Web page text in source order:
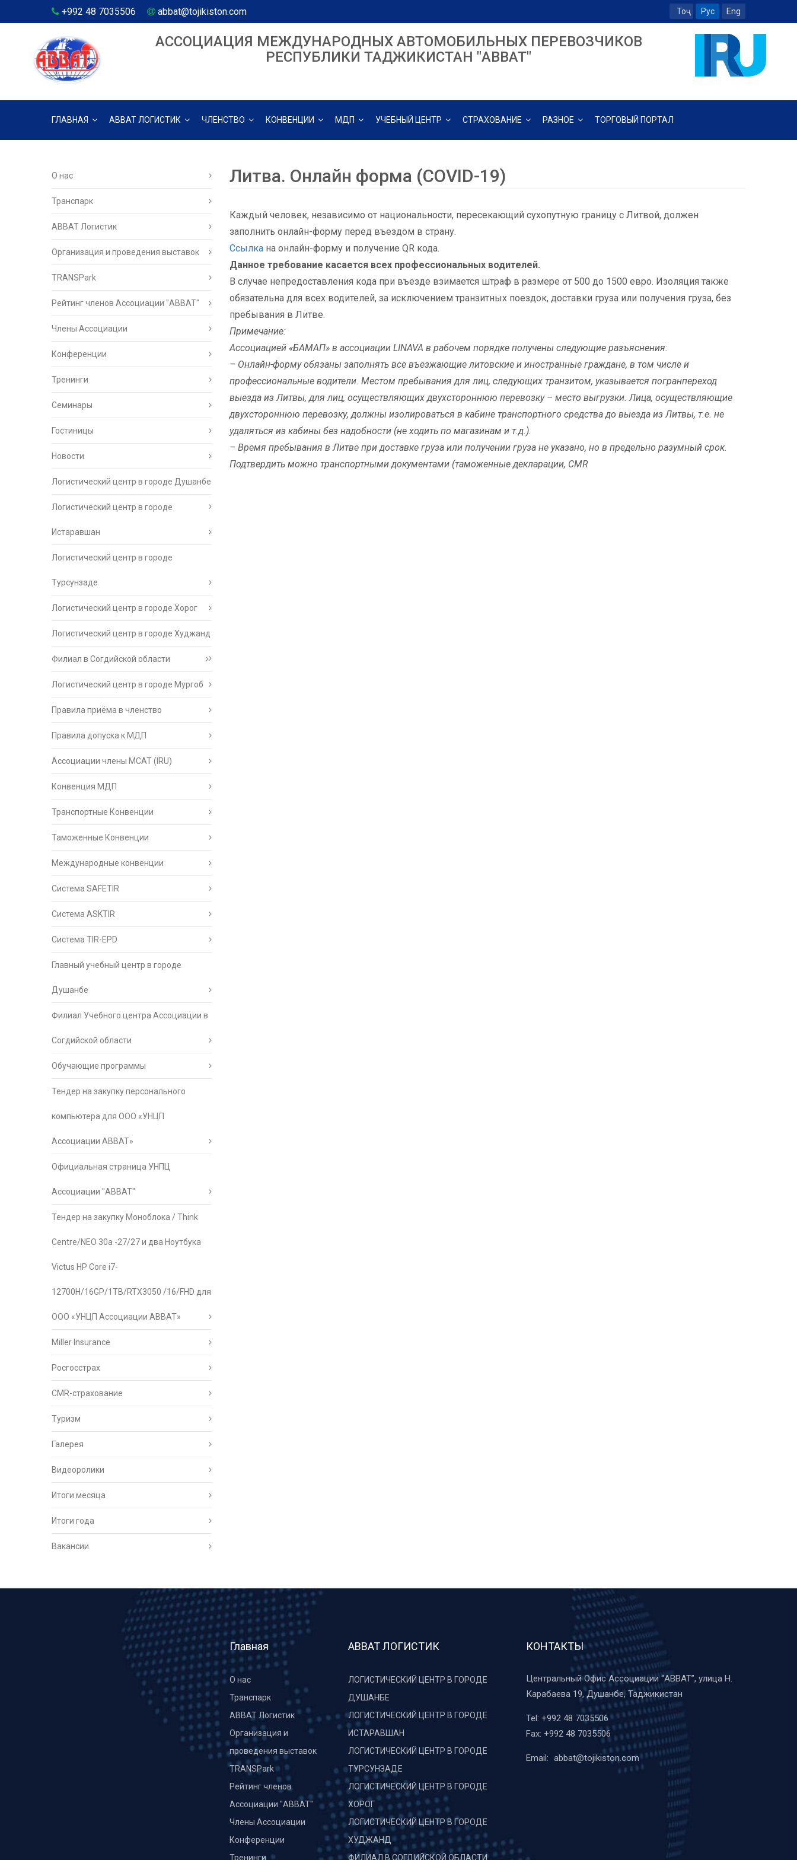
+992 48 7035506 abbat@tojikiston.com Тоҷ Рус Eng
АССОЦИАЦИЯ МЕЖДУНАРОДНЫХ АВТОМОБИЛЬНЫХ ПЕРЕВОЗЧИКОВ
РЕСПУБЛИКИ ТАДЖИКИСТАН "ABBAT"
ГЛАВНАЯ АВВАТ ЛОГИСТИК ЧЛЕНСТВО КОНВЕНЦИИ МДП УЧЕБНЫЙ ЦЕНТР СТРАХОВАНИЕ РАЗНОЕ ТОРГОВЫЙ ПОРТАЛ
О нас
Транспарк
ABBAT Логистик
Организация и проведения выставок
TRANSPark
Рейтинг членов Ассоциации "АВВАТ"
Члены Ассоциации
Конференции
Тренинги
Семинары
Гостиницы
Новости
Логистический центр в городе Душанбе
Логистический центр в городе
Истаравшан
Логистический центр в городе
Турсунзаде
Логистический центр в городе Хорог
Логистический центр в городе Худжанд
Филиал в Согдийской области
Логистический центр в городе Мургоб
Правила приёма в членство
Правила допуска к МДП
Ассоциации члены МСАТ (IRU)
Конвенция МДП
Транспортные Конвенции
Таможенные Конвенции
Международные конвенции
Система SAFETIR
Система ASKTIR
Система TIR-EPD
Главный учебный центр в городе
Душанбе
Филиал Учебного центра Ассоциации в
Согдийской области
Обучающие программы
Тендер на закупку персонального
компьютера для ООО «УНЦП
Ассоциации АВВАТ»
Официальная страница УНПЦ
Ассоциации "АВВАТ"
Тендер на закупку Моноблока / Think
Centre/NEO 30a -27/27 и два Ноутбука
Victus HP Core i7-
12700H/16GP/1TB/RTX3050 /16/FHD для
ООО «УНЦП Ассоциации АВВАТ»
Miller Insurance
Росгосстрах
CMR-страхование
Туризм
Галерея
Видеоролики
Итоги месяца
Итоги года
Вакансии
Литва. Онлайн форма (COVID-19)
Каждый человек, независимо от национальности, пересекающий сухопутную границу с Литвой, должен
заполнить онлайн-форму перед въездом в страну.
Ссылка на онлайн-форму и получение QR кода.
Данное требование касается всех профессиональных водителей.
В случае непредоставления кода при въезде взимается штраф в размере от 500 до 1500 евро. Изоляция также
обязательна для всех водителей, за исключением транзитных поездок, доставки груза или получения груза, без
пребывания в Литве.
Примечание:
Ассоциацией «БАМАП» в ассоциации LINAVA в рабочем порядке получены следующие разъяснения:
– Онлайн-форму обязаны заполнять все въезжающие литовские и иностранные граждане, в том числе и
профессиональные водители. Местом пребывания для лиц, следующих транзитом, указывается погранпереход
выезда из Литвы, для лиц, осуществляющих двухстороннюю перевозку – место выгрузки. Лица, осуществляющие
двухстороннюю перевозку, должны изолироваться в кабине транспортного средства до выезда из Литвы, т.е. не
удаляться из кабины без надобности (не ходить по магазинам и т.д.).
– Время пребывания в Литве при доставке груза или получении груза не указано, но в предельно разумный срок.
Подтвердить можно транспортными документами (таможенные декларации, CMR
Главная
О нас
Транспарк
ABBAT Логистик
Организация и
проведения выставок
TRANSPark
Рейтинг членов
Ассоциации "АВВАТ"
Члены Ассоциации
Конференции
Тренинги
АВВАТ ЛОГИСТИК
ЛОГИСТИЧЕСКИЙ ЦЕНТР В ГОРОДЕ
ДУШАНБЕ
ЛОГИСТИЧЕСКИЙ ЦЕНТР В ГОРОДЕ
ИСТАРАВШАН
ЛОГИСТИЧЕСКИЙ ЦЕНТР В ГОРОДЕ
ТУРСУНЗАДЕ
ЛОГИСТИЧЕСКИЙ ЦЕНТР В ГОРОДЕ
ХОРОГ
ЛОГИСТИЧЕСКИЙ ЦЕНТР В ГОРОДЕ
ХУДЖАНД
ФИЛИАЛ В СОГДИЙСКОЙ ОБЛАСТИ
КОНТАКТЫ
Центральный Офис Ассоциации “ABBAT”, улица Н.
Карабаева 19, Душанбе, Таджикистан
Tel: +992 48 7035506
Fax: +992 48 7035506
Email: abbat@tojikiston.com